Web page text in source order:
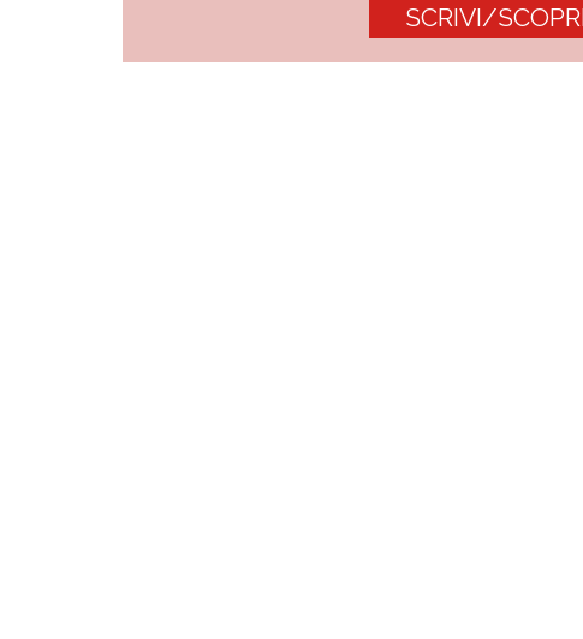
SCRIVI/